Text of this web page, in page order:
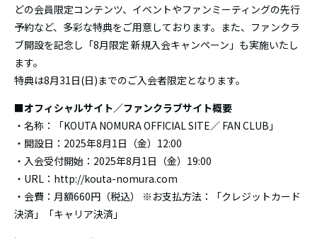
どの会員限定コンテンツ、イベントやファンミーティングの先行
予約など、多彩な特典をご用意しております。また、ファンクラ
ブ開設を記念し「8月限定 新規入会キャンペーン」も実施いたし
ます。
特典は8月31日(日)までのご入会者限定となります。
■オフィシャルサイト／ファンクラブサイト概要
・名称：「KOUTA NOMURA OFFICIAL SITE／ FAN CLUB」
・開設日：2025年8月1日（金）12:00
・入会受付開始：2025年8月1日（金）19:00
・URL：http://kouta-nomura.com
・会費：月額660円（税込） ※お支払方法：「クレジットカード
決済」「キャリア決済」